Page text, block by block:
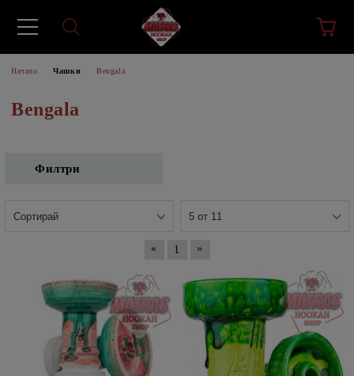
Начало Чашки Bengala
Bengala
Филтри
« 1 »